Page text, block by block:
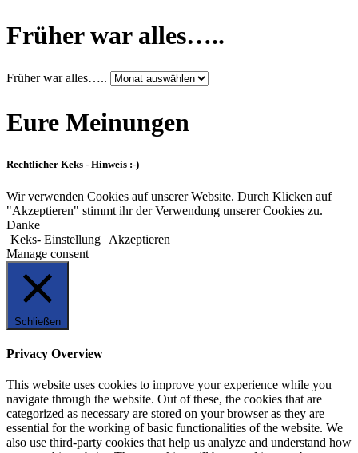
Früher war alles…..
Früher war alles…..
Eure Meinungen
Rechtlicher Keks - Hinweis :-)
Wir verwenden Cookies auf unserer Website. Durch Klicken auf
"Akzeptieren" stimmt ihr der Verwendung unserer Cookies zu.
Danke
Keks- Einstellung
Akzeptieren
Manage consent
Schließen
Privacy Overview
This website uses cookies to improve your experience while you
navigate through the website. Out of these, the cookies that are
categorized as necessary are stored on your browser as they are
essential for the working of basic functionalities of the website. We
also use third-party cookies that help us analyze and understand how